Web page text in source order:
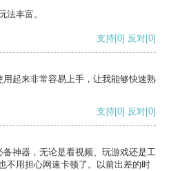
法丰富。
支持[0] 反对[0]
起来非常容易上手，让我能够快速熟
支持[0] 反对[0]
神器，无论是看视频、玩游戏还是工
不用担心网速卡顿了。以前出差的时